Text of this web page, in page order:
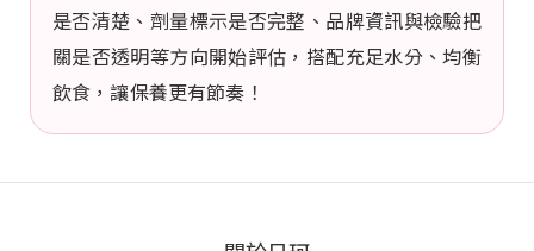
是否清楚、劑量標示是否完整、品牌資訊與檢驗把
關是否透明等方向開始評估，搭配充足水分、均衡
飲食，讓保養更有節奏！